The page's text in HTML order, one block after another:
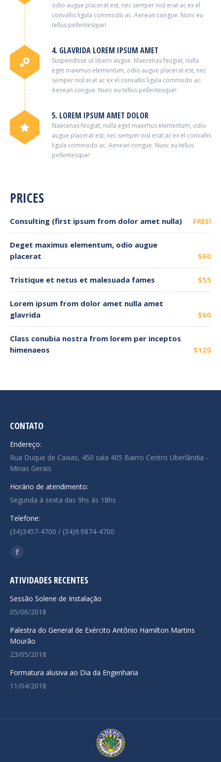
odio augue placerat est, nec semper nisl erat ac ex el
convallis ligula commodo ac. Aenean congue. Nunc eu
tellus pellentesque!
4. GLAVRIDA LOREM IPSUM AMET
Suspendisse ut libero augue. Maecenas feugiat, nulla
eget maximus elementum, odio augue placerat est, nec
semper nisl erat ac ex el convallis ligula commodo ac.
Aenean congue. Nunc eu tellus pellentesque!
5. LOREM IPSUM AMET DOLOR
Naecenas feugiat, nulla eget maximus elementum, odio
augue placerat est, nec semper nisl erat ac ex el convallis
ligula commodo ac. Aenean congue. Nunc eu tellus
pellentesque!
PRICES
Consulting (first ipsum from dolor amet nulla) FREE!
Deget maximus elementum, odio augue
placerat
$60
Tristique et netus et malesuada fames $55
Lorem ipsum from dolor amet nulla amet
glavrida
$60
Class conubia nostra from lorem per inceptos
himenaeos
$120
CONTATO
Endereço:
Rua Duque de Caxias, 450 sala 405 Bairro Centro Uberlândia -
Minas Gerais
Horário de atendimento:
Segunda à sexta das 9hs às 18hs
Telefone:
(34)3457-4700 / (34)9.9874-4700
Encontre-nos em:
Facebook
opens
in
new
ATIVIDADES RECENTES
Sessão Solene de Instalação
05/06/2018
Palestra do General de Exército Antônio Hamilton Martins
Mourão
23/05/2018
Formatura alusiva ao Dia da Engenharia
11/04/2018